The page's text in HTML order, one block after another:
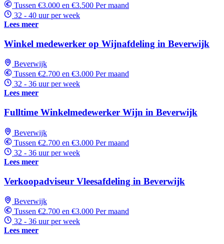
Tussen €3.000 en €3.500 Per maand
32 - 40 uur per week
Lees meer
Winkel medewerker op Wijnafdeling in Beverwijk
Beverwijk
Tussen €2.700 en €3.000 Per maand
32 - 36 uur per week
Lees meer
Fulltime Winkelmedewerker Wijn in Beverwijk
Beverwijk
Tussen €2.700 en €3.000 Per maand
32 - 36 uur per week
Lees meer
Verkoopadviseur Vleesafdeling in Beverwijk
Beverwijk
Tussen €2.700 en €3.000 Per maand
32 - 36 uur per week
Lees meer